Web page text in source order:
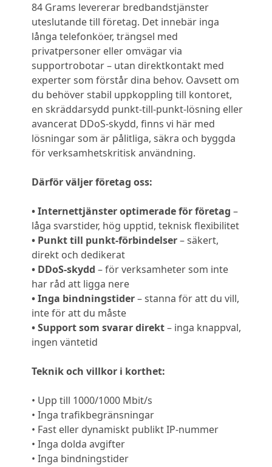
84 Grams levererar bredbandstjänster
uteslutande till företag. Det innebär inga
långa telefonköer, trängsel med
privatpersoner eller omvägar via
supportrobotar – utan direktkontakt med
experter som förstår dina behov. Oavsett om
du behöver stabil uppkoppling till kontoret,
en skräddarsydd punkt-till-punkt-lösning eller
avancerat DDoS-skydd, finns vi här med
lösningar som är pålitliga, säkra och byggda
för verksamhetskritisk användning.
Därför väljer företag oss:
• Internettjänster optimerade för företag –
låga svarstider, hög upptid, teknisk flexibilitet
• Punkt till punkt-förbindelser– säkert,
direkt och dedikerat
• DDoS-skydd – för verksamheter som inte
har råd att ligga nere
• Inga bindningstider– stanna för att du vill,
inte för att du måste
• Support som svarar direkt– inga knappval,
ingen väntetid
Teknik och villkor i korthet:
• Upp till 1000/1000 Mbit/s
• Inga trafikbegränsningar
• Fast eller dynamiskt publikt IP-nummer
• Inga dolda avgifter
• Inga bindningstider